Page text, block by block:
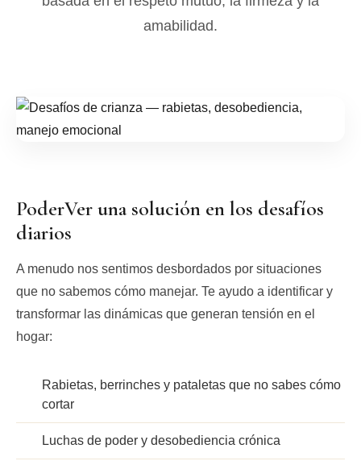
amabilidad.
PoderVer una solución en los desafíos
diarios
A menudo nos sentimos desbordados por situaciones
que no sabemos cómo manejar. Te ayudo a identificar y
transformar las dinámicas que generan tensión en el
hogar:
Rabietas, berrinches y pataletas que no sabes cómo
cortar
Luchas de poder y desobediencia crónica